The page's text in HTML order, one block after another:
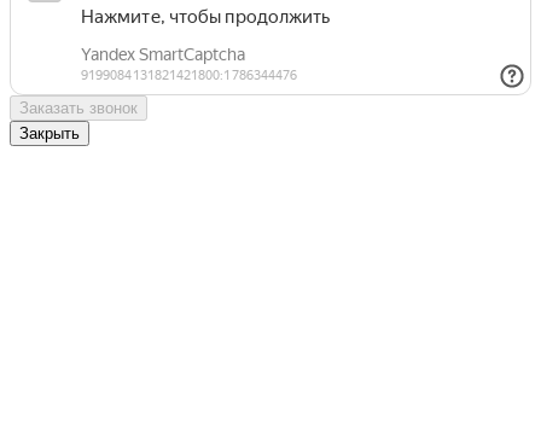
Заказать звонок
Закрыть